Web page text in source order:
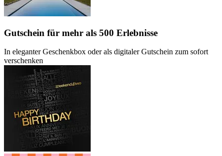
Gutschein für mehr als 500 Erlebnisse
In eleganter Geschenkbox oder als digitaler Gutschein zum sofort
verschenken